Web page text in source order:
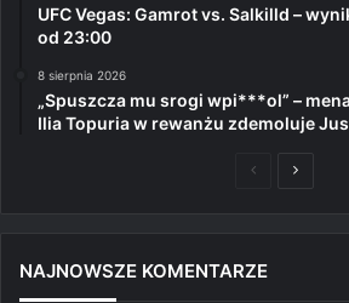
UFC Vegas: Gamrot vs. Salkilld –
od 23:00
8 sierpnia 2026
„Spuszcza mu srogi wpi***ol” –
Ilia Topuria w rewanżu zdemoluje
Poprzednia
NAJNOWSZE KOMENTARZE